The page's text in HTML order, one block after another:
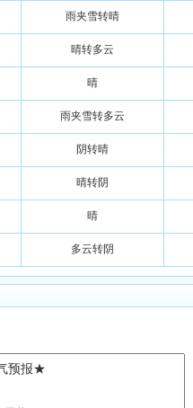
雨夹雪转晴
晴转多云
晴
雨夹雪转多云
阴转晴
晴转阴
晴
多云转阴